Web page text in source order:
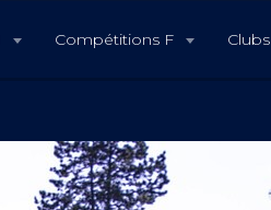
Compétitions F Clubs